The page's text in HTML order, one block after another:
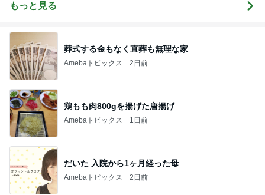
もっと見る
葬式する金もなく直葬も無理な家
Amebaトピックス 2日前
鶏もも肉800gを揚げた唐揚げ
Amebaトピックス 1日前
だいた 入院から1ヶ月経った母
Amebaトピックス 2日前